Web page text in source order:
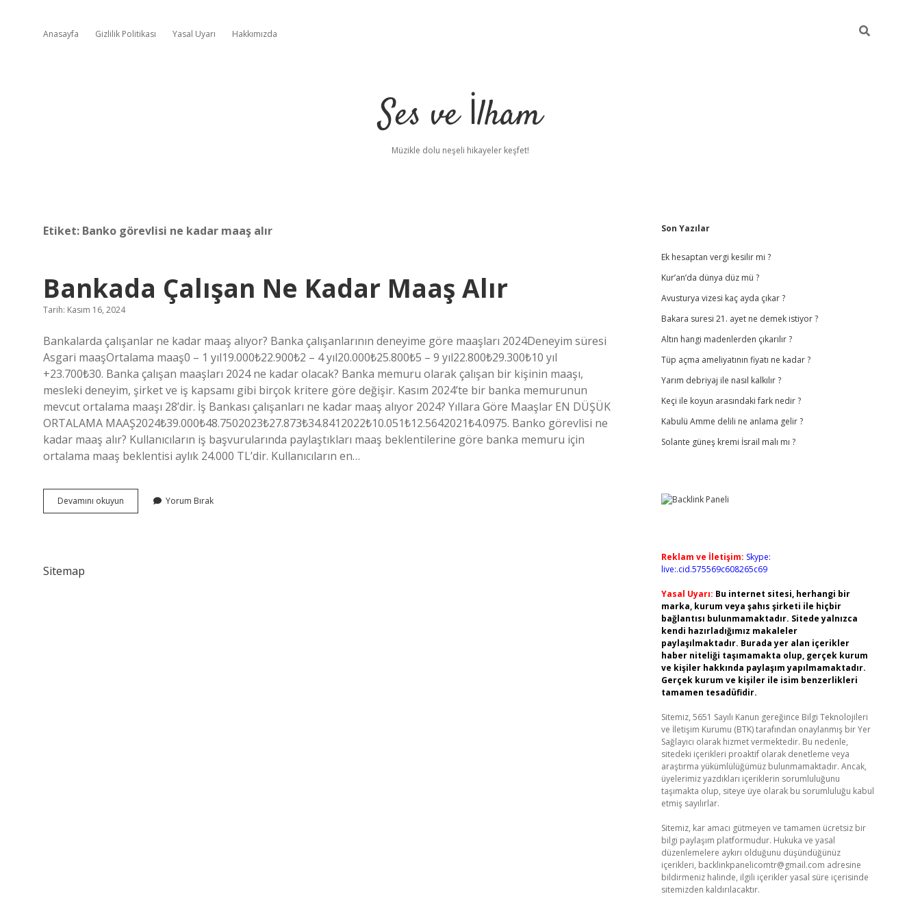
Anasayfa Gizlilik Politikası Yasal Uyarı Hakkımızda
Ses ve İlham
Müzikle dolu neşeli hikayeler keşfet!
Etiket: Banko görevlisi ne kadar maaş alır
Bankada Çalışan Ne Kadar Maaş Alır
Tarih: Kasım 16, 2024
Bankalarda çalışanlar ne kadar maaş alıyor? Banka çalışanlarının deneyime göre maaşları 2024Deneyim süresi
Asgari maaşOrtalama maaş0 – 1 yıl19.000₺22.900₺2 – 4 yıl20.000₺25.800₺5 – 9 yıl22.800₺29.300₺10 yıl
+23.700₺30. Banka çalışan maaşları 2024 ne kadar olacak? Banka memuru olarak çalışan bir kişinin maaşı,
mesleki deneyim, şirket ve iş kapsamı gibi birçok kritere göre değişir. Kasım 2024’te bir banka memurunun
mevcut ortalama maaşı 28’dir. İş Bankası çalışanları ne kadar maaş alıyor 2024? Yıllara Göre Maaşlar EN DÜŞÜK
ORTALAMA MAAŞ2024₺39.000₺48.7502023₺27.873₺34.8412022₺10.051₺12.5642021₺4.0975. Banko görevlisi ne
kadar maaş alır? Kullanıcıların iş başvurularında paylaştıkları maaş beklentilerine göre banka memuru için
ortalama maaş beklentisi aylık 24.000 TL’dir. Kullanıcıların en…
Devamını okuyun Bankada
Çalışan
Yorum Bırak
Sitemap
Sidebar
Son Yazılar
Ek hesaptan vergi kesilir mi ?
Kur’an’da dünya düz mü ?
Avusturya vizesi kaç ayda çıkar ?
Bakara suresi 21. ayet ne demek istiyor ?
Altın hangi madenlerden çıkarılır ?
Tüp açma ameliyatının fiyatı ne kadar ?
Yarım debriyaj ile nasıl kalkılır ?
Keçi ile koyun arasındaki fark nedir ?
Kabulü Amme delili ne anlama gelir ?
Solante güneş kremi İsrail malı mı ?
Reklam ve İletişim: Skype:
live:.cid.575569c608265c69
Yasal Uyarı: Bu internet sitesi, herhangi bir
marka, kurum veya şahıs şirketi ile hiçbir
bağlantısı bulunmamaktadır. Sitede yalnızca
kendi hazırladığımız makaleler
paylaşılmaktadır. Burada yer alan içerikler
haber niteliği taşımamakta olup, gerçek kurum
ve kişiler hakkında paylaşım yapılmamaktadır.
Gerçek kurum ve kişiler ile isim benzerlikleri
tamamen tesadüfidir.
Sitemiz, 5651 Sayılı Kanun gereğince Bilgi Teknolojileri
ve İletişim Kurumu (BTK) tarafından onaylanmış bir Yer
Sağlayıcı olarak hizmet vermektedir. Bu nedenle,
sitedeki içerikleri proaktif olarak denetleme veya
araştırma yükümlülüğümüz bulunmamaktadır. Ancak,
üyelerimiz yazdıkları içeriklerin sorumluluğunu
taşımakta olup, siteye üye olarak bu sorumluluğu kabul
etmiş sayılırlar.
Sitemiz, kar amacı gütmeyen ve tamamen ücretsiz bir
bilgi paylaşım platformudur. Hukuka ve yasal
düzenlemelere aykırı olduğunu düşündüğünüz
içerikleri, backlinkpanelicomtr@gmail.com adresine
bildirmeniz halinde, ilgili içerikler yasal süre içerisinde
sitemizden kaldırılacaktır.